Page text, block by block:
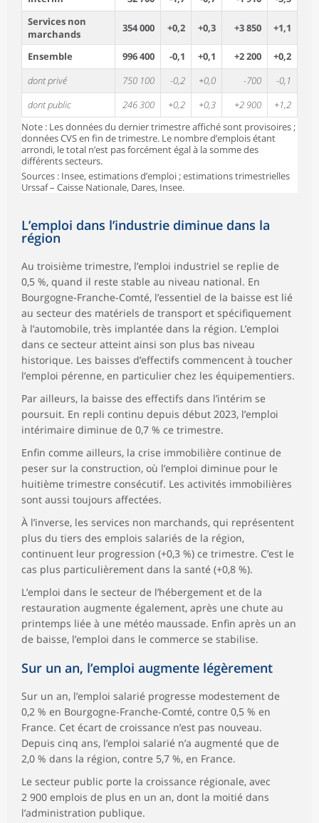
Services non
marchands
354 000 +0,2 +0,3 +3 850 +1,1
Ensemble 996 400 -0,1 +0,1 +2 200
+0,2
dont privé
750 100 -0,2 +0,0 -700
-0,1
dont public
246 300 +0,2 +0,3 +2 900
+1,2
Note : Les données du dernier trimestre affiché sont provisoires ;
données CVS en fin de trimestre. Le nombre d’emplois étant
arrondi, le total n’est pas forcément égal à la somme des
différents secteurs.
Sources : Insee, estimations d’emploi ; estimations trimestrielles
Urssaf – Caisse Nationale, Dares, Insee.
L’emploi dans l’industrie diminue dans la
région
Au troisième trimestre, l’emploi industriel se replie de
0,5 %, quand il reste stable au niveau national. En
Bourgogne-Franche-Comté, l’essentiel de la baisse est lié
au secteur des matériels de transport et spécifiquement
à l’automobile, très implantée dans la région. L’emploi
dans ce secteur atteint ainsi son plus bas niveau
historique. Les baisses d’effectifs commencent à toucher
l’emploi pérenne, en particulier chez les équipementiers.
Par ailleurs, la baisse des effectifs dans l’intérim se
poursuit. En repli continu depuis début 2023, l’emploi
intérimaire diminue de 0,7 % ce trimestre.
Enfin comme ailleurs, la crise immobilière continue de
peser sur la construction, où l’emploi diminue pour le
huitième trimestre consécutif. Les activités immobilières
sont aussi toujours affectées.
À l’inverse, les services non marchands, qui représentent
plus du tiers des emplois salariés de la région,
continuent leur progression (+0,3 %) ce trimestre. C’est le
cas plus particulièrement dans la santé (+0,8 %).
L’emploi dans le secteur de l’hébergement et de la
restauration augmente également, après une chute au
printemps liée à une météo maussade. Enfin après un an
de baisse, l’emploi dans le commerce se stabilise.
Sur un an, l’emploi augmente légèrement
Sur un an, l’emploi salarié progresse modestement de
0,2 % en Bourgogne-Franche-Comté, contre 0,5 % en
France. Cet écart de croissance n’est pas nouveau.
Depuis cinq ans, l’emploi salarié n’a augmenté que de
2,0 % dans la région, contre 5,7 %, en France.
Le secteur public porte la croissance régionale, avec
2 900 emplois de plus en un an, dont la moitié dans
l’administration publique.